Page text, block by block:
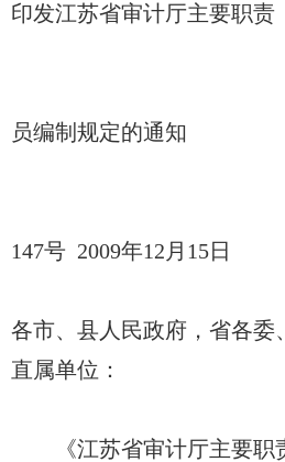
印发江苏省审计厅主要职责
内设机
员编制规定的通知
苏政办发
147号 2009年12月15日
各市、县人民政府，省各委
直属单位：
《江苏省审计厅主要职